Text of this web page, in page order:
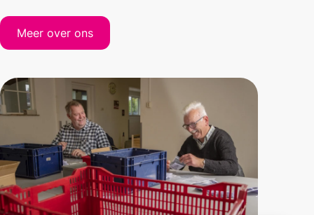
Meer over ons